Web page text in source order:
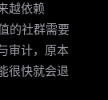
越依赖
的社群需要
审计，原本
很快就会退